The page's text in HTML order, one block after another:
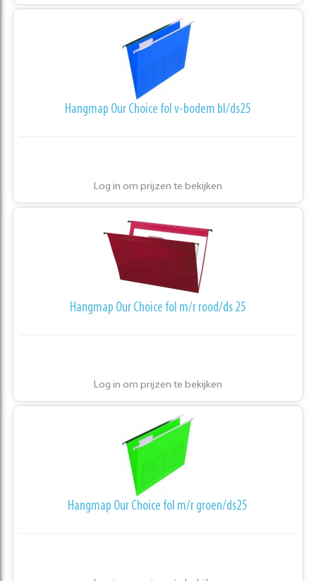
Hangmap Our Choice fol v-bodem bl/ds25
Log in om prijzen te bekijken
Hangmap Our Choice fol m/r rood/ds 25
Log in om prijzen te bekijken
Hangmap Our Choice fol m/r groen/ds25